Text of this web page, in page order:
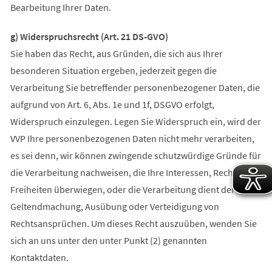
Bearbeitung Ihrer Daten.
g) Widerspruchsrecht (Art. 21 DS-GVO)
Sie haben das Recht, aus Gründen, die sich aus Ihrer
besonderen Situation ergeben, jederzeit gegen die
Verarbeitung Sie betreffender personenbezogener Daten, die
aufgrund von Art. 6, Abs. 1e und 1f, DSGVO erfolgt,
Widerspruch einzulegen. Legen Sie Widerspruch ein, wird der
VVP Ihre personenbezogenen Daten nicht mehr verarbeiten,
es sei denn, wir können zwingende schutzwürdige Gründe für
die Verarbeitung nachweisen, die Ihre Interessen, Rechte und
Freiheiten überwiegen, oder die Verarbeitung dient der
Geltendmachung, Ausübung oder Verteidigung von
Rechtsansprüchen. Um dieses Recht auszuüben, wenden Sie
sich an uns unter den unter Punkt (2) genannten
Kontaktdaten.